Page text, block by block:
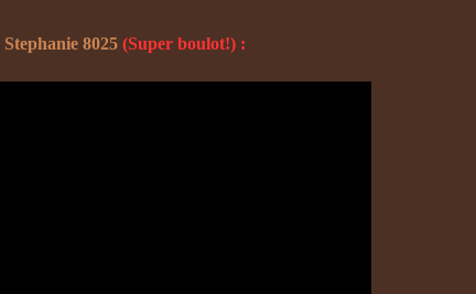
Stephanie 8025 (Super boulot!) :